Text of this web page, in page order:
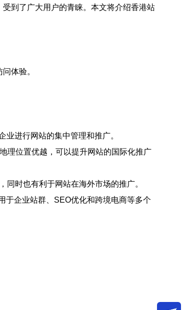
到了广大用户的青睐。本文将介绍香港站
体验。
进行网站的集中管理和推广。
理位置优越，可以提升网站的国际化推广
时也有利于网站在海外市场的推广。
于企业站群、SEO优化和跨境电商等多个